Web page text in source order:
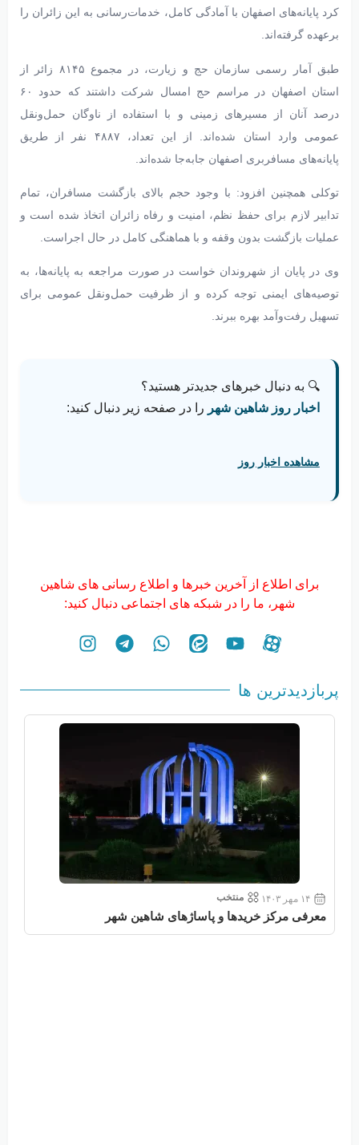
کرد پایانه‌های اصفهان با آمادگی کامل، خدمات‌رسانی به این زائران را
برعهده گرفته‌اند.
طبق آمار رسمی سازمان حج و زیارت، در مجموع ۸۱۴۵ زائر از
استان اصفهان در مراسم حج امسال شرکت داشتند که حدود ۶۰
درصد آنان از مسیرهای زمینی و با استفاده از ناوگان حمل‌ونقل
عمومی وارد استان شده‌اند. از این تعداد، ۴۸۸۷ نفر از طریق
پایانه‌های مسافربری اصفهان جابه‌جا شده‌اند.
توکلی همچنین افزود: با وجود حجم بالای بازگشت مسافران، تمام
تدابیر لازم برای حفظ نظم، امنیت و رفاه زائران اتخاذ شده است و
عملیات بازگشت بدون وقفه و با هماهنگی کامل در حال اجراست.
وی در پایان از شهروندان خواست در صورت مراجعه به پایانه‌ها، به
توصیه‌های ایمنی توجه کرده و از ظرفیت حمل‌ونقل عمومی برای
تسهیل رفت‌وآمد بهره ببرند.
🔍 به دنبال خبرهای جدیدتر هستید؟
اخبار روز شاهین‌ شهر را در صفحه زیر دنبال کنید:
مشاهده اخبار روز
برای اطلاع از آخرین خبرها و اطلاع رسانی های شاهین
شهر، ما را در شبکه های اجتماعی دنبال کنید:
پربازدیدترین ها
۱۴ مهر ۱۴۰۳ منتخب
معرفی مرکز خریدها و پاساژهای شاهین شهر